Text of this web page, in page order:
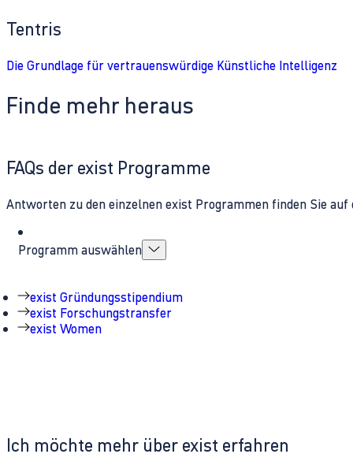
Tentris
Die Grundlage für vertrauenswürdige Künstliche Intelligenz
Finde mehr heraus
Ich möchte mehr über exist erfahren
FAQs der exist Programme
Antworten zu den einzelnen exist Programmen finden Sie
Programm auswählen
exist Gründungsstipendium
exist Forschungstransfer
exist Women